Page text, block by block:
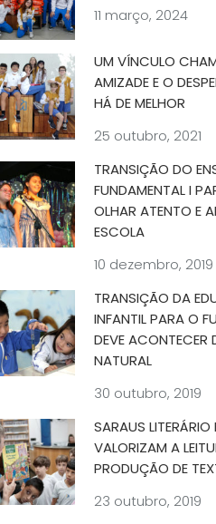
11 março, 2024
UM VÍNCULO
AMIZADE E O
HÁ DE MELHOR
25 outubro, 2021
TRANSIÇÃO DO
FUNDAMENTAL I
OLHAR ATENTO E
ESCOLA
10 dezembro, 2019
TRANSIÇÃO DA
INFANTIL PARA O
DEVE ACONTECER
NATURAL
30 outubro, 2019
SARAUS LITERÁRIO
VALORIZAM A
PRODUÇÃO DE
23 outubro, 2019